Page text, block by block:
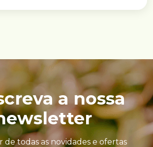
a nossa
de todas as novidades e ofertas